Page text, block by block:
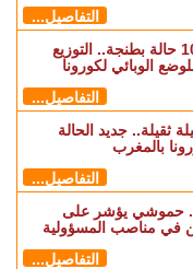
التفاصيل...
أزيد من 100 حالة بطنجة.. التوزيع
الوبائي لكورونا
التفاصيل...
ثقيلة.. جديد الحالة
بالمغرب
التفاصيل...
حموشي يؤشر على
في مناصب المسؤولية
التفاصيل...